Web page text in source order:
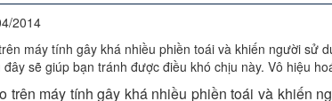
2014
máy tính gây khá nhiều phiền toái và khiến người sử
sẽ giúp bạn tránh được điều khó chịu này. Vô hiệu
trên máy tính gây khá nhiều phiền toái và khiến